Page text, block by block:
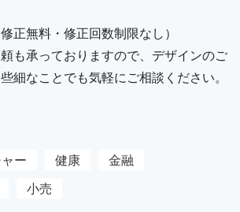
正無料・修正回数制限なし）
も承っておりますので、デザインのご
細なことでも気軽にご相談ください。
ー 健康
金融
小売